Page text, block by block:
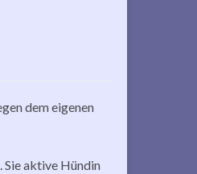
dem eigenen
Sie aktive Hündin